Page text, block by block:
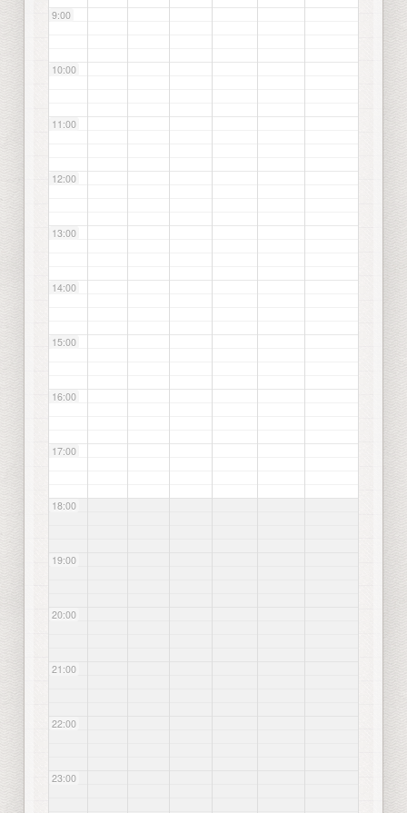
9:00
10:00
11:00
12:00
13:00
14:00
15:00
16:00
17:00
18:00
19:00
20:00
21:00
22:00
23:00